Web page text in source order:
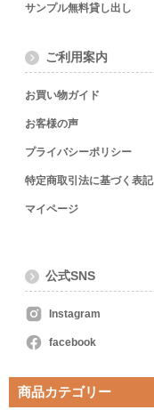
サンプル無料貸し出し
ご利用案内
お買い物ガイド
お客様の声
プライバシーポリシー
特定商取引法に基づく表記
マイページ
公式SNS
Instagram
facebook
商品カテゴリー